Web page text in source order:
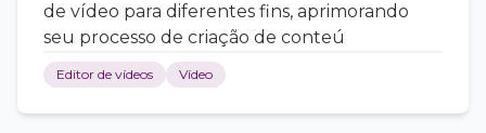
de vídeo para diferentes fins, aprimorando
seu processo de criação de conteú
Editor de vídeos Vídeo